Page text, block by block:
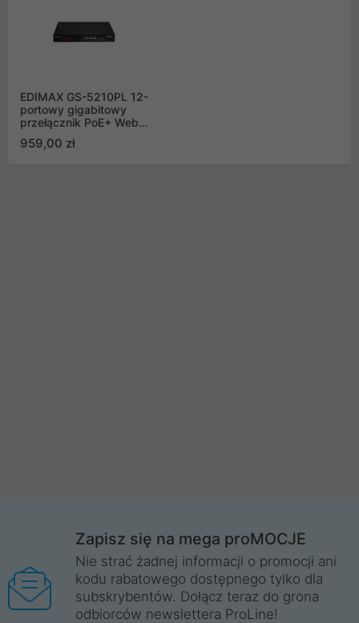
EDIMAX GS-5210PL 12-
portowy gigabitowy
przełącznik PoE+ Web
portami Combo
959,00 zł
Zapisz się na mega proMOCJE
Nie strać żadnej informacji o promocji ani
kodu rabatowego dostępnego tylko dla
subskrybentów. Dołącz teraz do grona
odbiorców newslettera ProLine!